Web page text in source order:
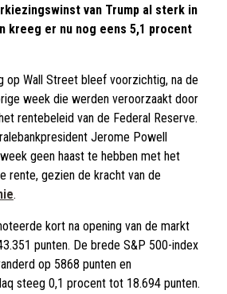
van Trump al sterk in
kreeg er nu nog eens 5,1 procent
op Wall Street bleef voorzichtig, na de
week die werden veroorzaakt door
rentebeleid van de Federal Reserve.
Jerome Powell
geen haast te hebben met het
rente, gezien de kracht van de
.
kort na opening van de markt
punten. De brede S&P 500-index
op 5868 punten en
steeg 0,1 procent tot 18.694 punten.